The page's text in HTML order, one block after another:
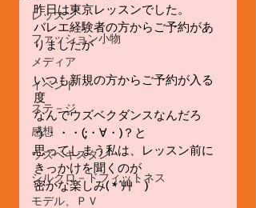
レッスン
ファッション小物
メディア
イベント
ステ－ジ
感想
ウズベキスタン
シルクロ－ドフィットネス
モデル、ＰＶ
昨日は東京レッスンでした。
バレエ経験者の方からご予約があ
りましたが
いつも新規の方からご予約が入る
度
なんでウズベクダンスなんだろ
う・・・(;・∀・)？と
思ってしまう私は、レッスン前に
きっかけを聞くのが
密かな楽しみ( *´艸｀)